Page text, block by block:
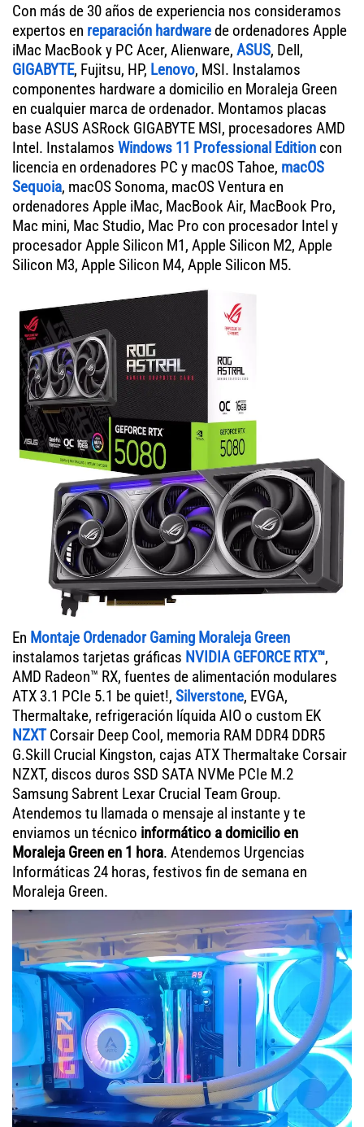
Con más de 30 años de experiencia nos consideramos
expertos en reparación hardwarede ordenadores Apple
iMac MacBook y PC Acer, Alienware, ASUS, Dell,
GIGABYTE, Fujitsu, HP, Lenovo, MSI. Instalamos
componentes hardware a domicilio en Moraleja Green
en cualquier marca de ordenador. Montamos placas
base ASUS ASRock GIGABYTE MSI, procesadores AMD
Intel. Instalamos Windows 11 Professional Edition con
licencia en ordenadores PC y macOS Tahoe, macOS
Sequoia, macOS Sonoma, macOS Ventura en
ordenadores Apple iMac, MacBook Air, MacBook Pro,
Mac mini, Mac Studio, Mac Pro con procesador Intel y
procesador Apple Silicon M1, Apple Silicon M2, Apple
Silicon M3, Apple Silicon M4, Apple Silicon M5.
En Montaje Ordenador Gaming Moraleja Green
instalamos tarjetas gráficas NVIDIA GEFORCE RTX™,
AMD Radeon™ RX, fuentes de alimentación modulares
ATX 3.1 PCIe 5.1 be quiet!, Silverstone, EVGA,
Thermaltake, refrigeración líquida AIO o custom EK
NZXTCorsair Deep Cool, memoria RAM DDR4 DDR5
G.Skill Crucial Kingston, cajas ATX Thermaltake Corsair
NZXT, discos duros SSD SATA NVMe PCIe M.2
Samsung Sabrent Lexar Crucial Team Group.
Atendemos tu llamada o mensaje al instante y te
enviamos un técnico informático a domicilio en
Moraleja Green en 1 hora. Atendemos Urgencias
Informáticas 24 horas, festivos fin de semana en
Moraleja Green.